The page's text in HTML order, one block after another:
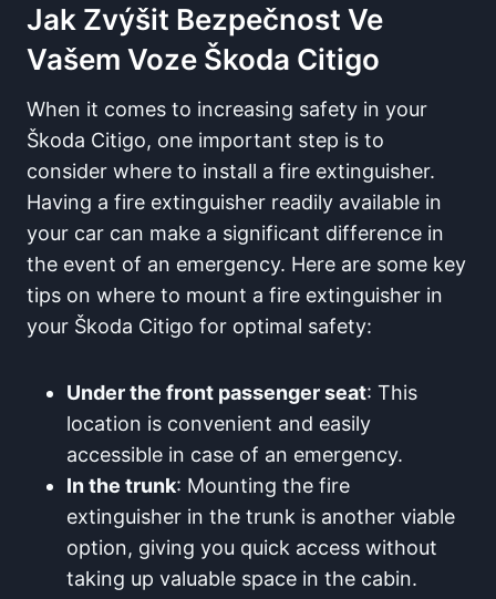
Jak Zvýšit Bezpečnost Ve
Vašem Voze Škoda Citigo
When it comes to increasing safety in your
Škoda Citigo, one important step is to
consider where to install a fire extinguisher.
Having a fire extinguisher readily available in
your car can make a significant difference in
the event of an emergency. Here are some key
tips on where to mount a fire extinguisher in
your Škoda Citigo for optimal safety:
Under the front passenger seat: This
location is convenient and easily
accessible in case of an emergency.
In the trunk: Mounting the fire
extinguisher in the trunk is another viable
option, giving you quick access without
taking up valuable space in the cabin.